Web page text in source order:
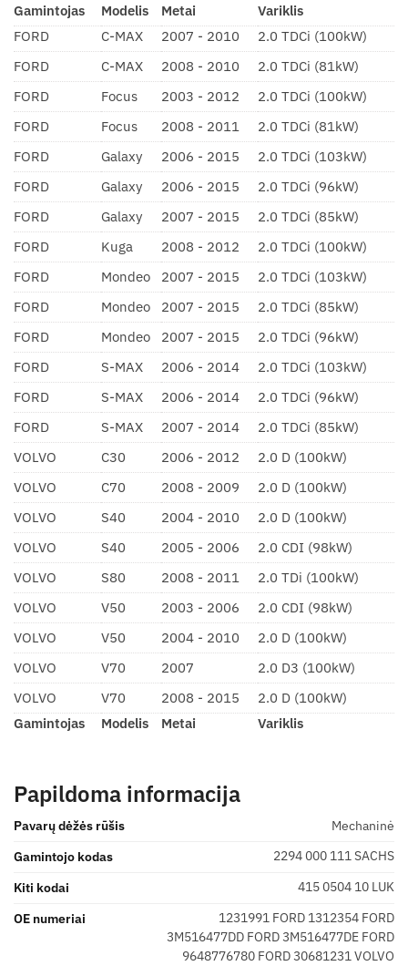
Gamintojas Modelis Metai Variklis
Gamintojas Modelis Metai Variklis
FORD C-MAX 2007 - 2010
2.0 TDCi (100kW)
FORD
C-MAX 2008 - 2010
2.0 TDCi (81kW)
FORD
Focus 2003 - 2012
2.0 TDCi (100kW)
FORD
Focus 2008 - 2011
2.0 TDCi (81kW)
FORD
Galaxy 2006 - 2015
2.0 TDCi (103kW)
FORD
Galaxy 2006 - 2015
2.0 TDCi (96kW)
FORD
Galaxy 2007 - 2015
2.0 TDCi (85kW)
FORD
Kuga 2008 - 2012
2.0 TDCi (100kW)
FORD
Mondeo 2007 - 2015
2.0 TDCi (103kW)
FORD
Mondeo 2007 - 2015
2.0 TDCi (85kW)
FORD
Mondeo 2007 - 2015
2.0 TDCi (96kW)
FORD
S-MAX 2006 - 2014
2.0 TDCi (103kW)
FORD
S-MAX 2006 - 2014
2.0 TDCi (96kW)
FORD
S-MAX 2007 - 2014
2.0 TDCi (85kW)
VOLVO
C30 2006 - 2012
2.0 D (100kW)
VOLVO
C70 2008 - 2009
2.0 D (100kW)
VOLVO
S40 2004 - 2010
2.0 D (100kW)
VOLVO
S40 2005 - 2006
2.0 CDI (98kW)
VOLVO
S80 2008 - 2011
2.0 TDi (100kW)
VOLVO
V50 2003 - 2006
2.0 CDI (98kW)
VOLVO
V50 2004 - 2010
2.0 D (100kW)
VOLVO
V70 2007
2.0 D3 (100kW)
VOLVO
V70 2008 - 2015 2.0 D (100kW)
Papildoma informacija
Pavarų dėžės rūšis
Mechaninė
Gamintojo kodas
2294 000 111 SACHS
Kiti kodai
415 0504 10 LUK
OE numeriai
1231991 FORD 1312354 FORD
3M516477DD FORD 3M516477DE FORD
9648776780 FORD 30681231 VOLVO